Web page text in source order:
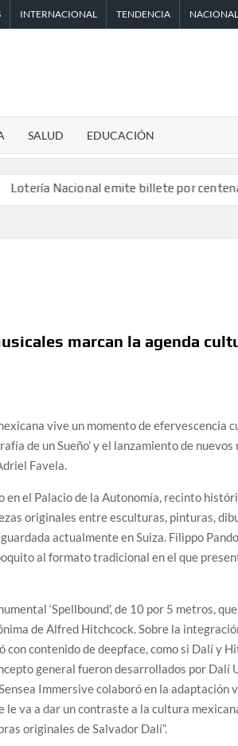
INTERNACIONAL TENDENCIA
SALUD EDUCACIÓN
emite billete por centenario de la
marcan la agenda
vive un momento de efervescencia
de un Sueño’ y el lanzamiento de
Favela.
en el Palacio de la Autonomía, recinto
originales entre esculturas, pinturas,
actualmente en Suiza. Filippo
al formato tradicional en el que
‘Spellbound’, de 10 por 5 metros,
de Alfred Hitchcock. Sobre la
con contenido de deepface, como si Dalí y
general fueron desarrollados por Dalí
Immersive colaboró en la adaptación
va a dar un contraste a la cultura
originales de Salvador Dalí”.